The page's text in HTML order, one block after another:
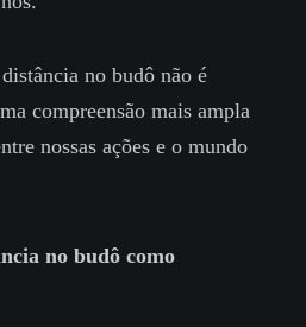
no budô não é
compreensão mais ampla
nossas ações e o mundo
no budô como